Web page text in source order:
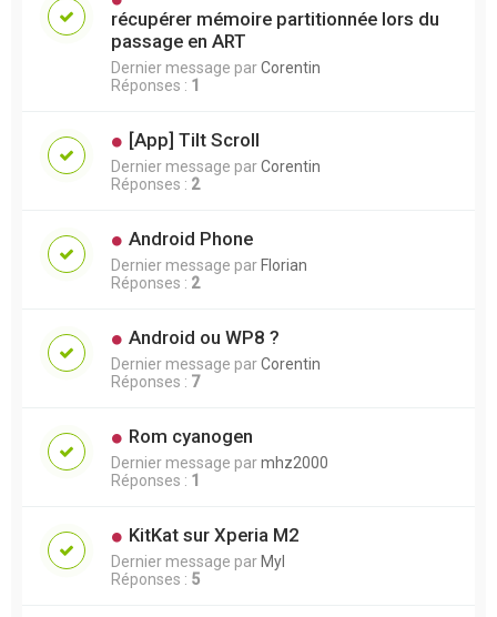
récupérer mémoire partitionnée lors du
passage en ART
Dernier message parCorentin
Réponses : 1
[App] Tilt Scroll
Dernier message parCorentin
Réponses : 2
Android Phone
Dernier message par Florian
Réponses : 2
Android ou WP8 ?
Dernier message parCorentin
Réponses : 7
Rom cyanogen
Dernier message parmhz2000
Réponses : 1
KitKat sur Xperia M2
Dernier message par Myl
Réponses : 5